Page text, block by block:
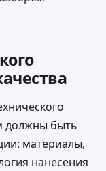
должны быть
материалы,
нанесения